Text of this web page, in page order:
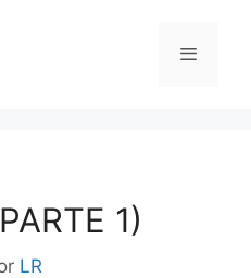
Menú
1)
LR